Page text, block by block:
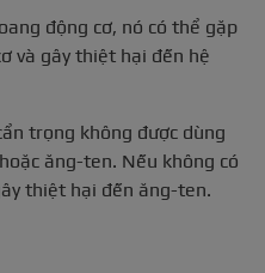
động cơ, nó có thể gặp
và gây thiệt hại đến hệ
trọng không được dùng
ăng-ten. Nếu không có
thiệt hại đến ăng-ten.